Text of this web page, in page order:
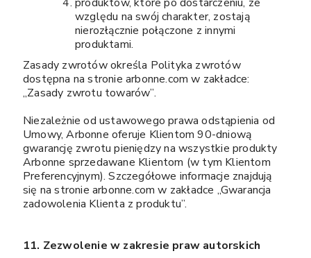
względu na swój charakter, zostają
nierozłącznie połączone z innymi
produktami.
Zasady zwrotów określa Polityka zwrotów
dostępna na stronie arbonne.com w zakładce:
„Zasady zwrotu towarów”.
Niezależnie od ustawowego prawa odstąpienia od
Umowy, Arbonne oferuje Klientom 90-dniową
gwarancję zwrotu pieniędzy na wszystkie produkty
Arbonne sprzedawane Klientom (w tym Klientom
Preferencyjnym). Szczegółowe informacje znajdują
się na stronie arbonne.com w zakładce „Gwarancja
zadowolenia Klienta z produktu”.
11. Zezwolenie w zakresie praw autorskich